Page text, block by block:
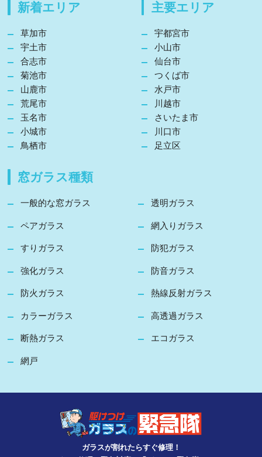
新着エリア
草加市
宇土市
合志市
菊池市
山鹿市
荒尾市
玉名市
小城市
鳥栖市
主要エリア
宇都宮市
小山市
仙台市
つくば市
水戸市
川越市
さいたま市
川口市
足立区
窓ガラス種類
一般的な窓ガラス 透明ガラス
ペアガラス 網入りガラス
すりガラス 防犯ガラス
強化ガラス 防音ガラス
防火ガラス 熱線反射ガラス
カラーガラス 高透過ガラス
断熱ガラス エコガラス
網戸
ガラスが割れたらすぐ修理！